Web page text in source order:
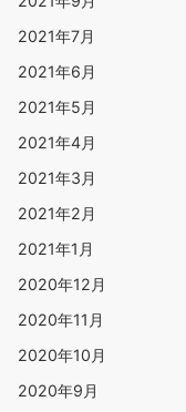
2021年7月
2021年6月
2021年5月
2021年4月
2021年3月
2021年2月
2021年1月
2020年12月
2020年11月
2020年10月
2020年9月